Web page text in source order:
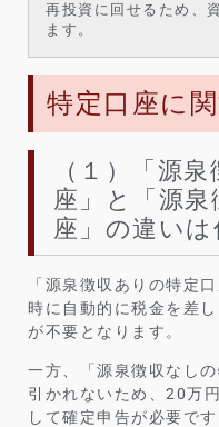
再投資に回せるため、
ます。
特定口座に
（１）「源
座」と「源
座」の違いは
「源泉徴収ありの特定
時に自動的に税金を差
が不要となります。
一方、「源泉徴収なし
引かれないため、20万
して確定申告が必要で